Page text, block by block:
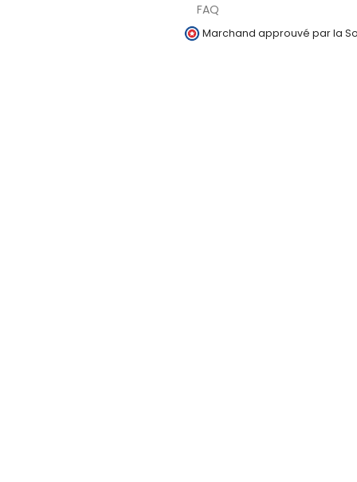
FAQ
Marchand approuvé par la